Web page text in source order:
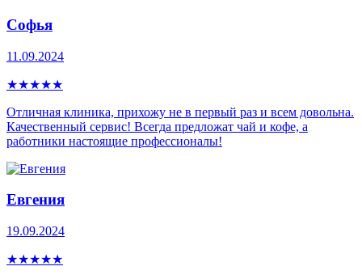
Софья
11.09.2024
★★★★★
Отличная клиника, прихожу не в первый раз и всем довольна.
Качественный сервис! Всегда предложат чай и кофе, а
работники настоящие профессионалы!
Евгения
19.09.2024
★★★★★